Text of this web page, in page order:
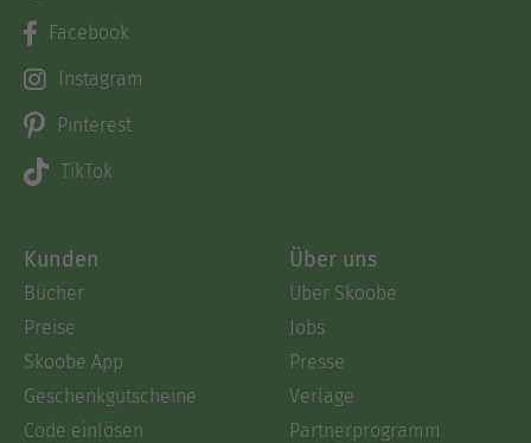
Facebook
Instagram
Pinterest
TikTok
Kunden
Bücher
Preise
Skoobe App
Geschenkgutscheine
Code einlösen
Über uns
Über Skoobe
Jobs
Presse
Verlage
Partnerprogramm